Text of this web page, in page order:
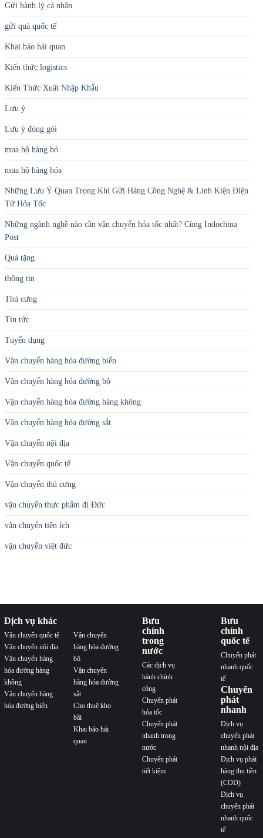
Gửi hành lý cá nhân
gửi quà quốc tế
Khai báo hải quan
Kiến thức logistics
Kiến Thức Xuất Nhập Khẩu
Lưu ý
Lưu ý đóng gói
mua hộ hàng hó
mua hộ hàng hóa
Những Lưu Ý Quan Trọng Khi Gửi Hàng Công Nghệ & Linh Kiện Điện
Tử Hỏa Tốc
Những ngành nghề nào cần vận chuyển hỏa tốc nhất? Cùng Indochina
Post
Quà tặng
thông tin
Thú cưng
Tin tức
Tuyển dụng
Vận chuyển hàng hóa đường biển
Vận chuyển hàng hóa đường bộ
Vận chuyển hàng hóa đường hàng không
Vận chuyển hàng hóa đường sắt
Vận chuyển nội địa
Vận chuyển quốc tế
Vận chuyển thú cưng
vận chuyển thực phẩm đi Đức
vận chuyển tiện ích
vận chuyển việt đức
Dịch vụ khác
Vận chuyển quốc tế
Vận chuyển nội địa
Vận chuyển hàng
hóa đường hàng
không
Vận chuyển hàng
hóa đường biển
Vận chuyển
hàng hóa đường
bộ
Vận chuyển
hàng hóa đường
sắt
Cho thuê kho
bãi
Khai báo hải
quan
Bưu
chính
trong
nước
Các dịch vụ
hành chính
công
Chuyển phát
hỏa tốc
Chuyển phát
nhanh trong
nước
Chuyển phát
tiết kiệm
Bưu
chính
quốc tế
Chuyển phát
nhanh quốc
tế
Chuyển
phát
nhanh
Dịch vụ
chuyển phát
nhanh nội địa
Dịch vụ phát
hàng thu tiền
(COD)
Dịch vụ
chuyển phát
nhanh quốc
tế